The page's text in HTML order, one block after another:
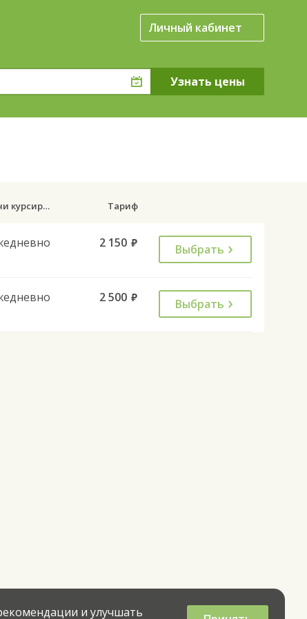
Личный кабинет
Дни курсирования Тариф
2 150 руб. Выбрать
2 500 руб. Выбрать
и улучшать